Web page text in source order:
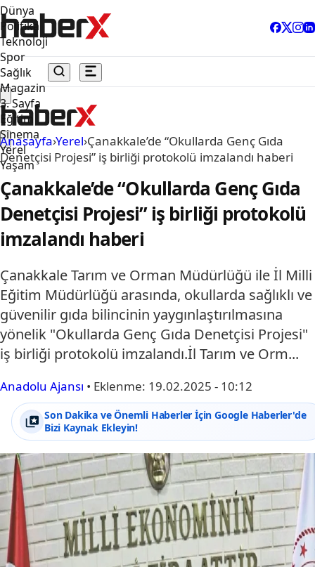
Dünya
Politika
Teknoloji
Spor
Sağlık
Magazin
3. Sayfa
Eğitim
Sinema
Yerel
Yaşam
Anasayfa›Yerel›Çanakkale’de “Okullarda Genç Gıda
Denetçisi Projesi” iş birliği protokolü imzalandı haberi
Çanakkale’de “Okullarda Genç Gıda
Denetçisi Projesi” iş birliği protokolü
imzalandı haberi
Çanakkale Tarım ve Orman Müdürlüğü ile İl Milli
Eğitim Müdürlüğü arasında, okullarda sağlıklı ve
güvenilir gıda bilincinin yaygınlaştırılmasına
yönelik "Okullarda Genç Gıda Denetçisi Projesi"
iş birliği protokolü imzalandı.İl Tarım ve Orm...
Anadolu Ajansı • Eklenme: 19.02.2025 - 10:12
Son Dakika ve Önemli Haberler İçin Google Haberler'de
Bizi Kaynak Ekleyin!